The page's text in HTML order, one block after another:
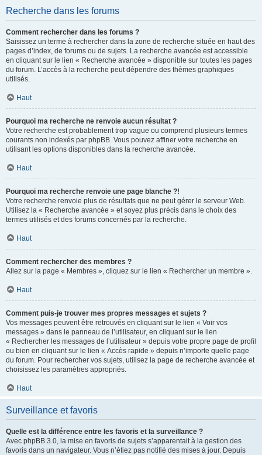
Recherche dans les forums
Comment rechercher dans les forums ?
Saisissez un terme à rechercher dans la zone de recherche située en haut des
pages d’index, de forums ou de sujets. La recherche avancée est accessible
en cliquant sur le lien « Recherche avancée » disponible sur toutes les pages
du forum. L’accès à la recherche peut dépendre des thèmes graphiques
utilisés.
Haut
Pourquoi ma recherche ne renvoie aucun résultat ?
Votre recherche est probablement trop vague ou comprend plusieurs termes
courants non indexés par phpBB. Vous pouvez affiner votre recherche en
utilisant les options disponibles dans la recherche avancée.
Haut
Pourquoi ma recherche renvoie une page blanche ?!
Votre recherche renvoie plus de résultats que ne peut gérer le serveur Web.
Utilisez la « Recherche avancée » et soyez plus précis dans le choix des
termes utilisés et des forums concernés par la recherche.
Haut
Comment rechercher des membres ?
Allez sur la page « Membres », cliquez sur le lien « Rechercher un membre ».
Haut
Comment puis-je trouver mes propres messages et sujets ?
Vos messages peuvent être retrouvés en cliquant sur le lien « Voir vos
messages » dans le panneau de l’utilisateur, en cliquant sur le lien
« Rechercher les messages de l’utilisateur » depuis votre propre page de profil
ou bien en cliquant sur le lien « Accès rapide » depuis n’importe quelle page
du forum. Pour rechercher vos sujets, utilisez la page de recherche avancée et
choisissez les paramètres appropriés.
Haut
Surveillance et favoris
Quelle est la différence entre les favoris et la surveillance ?
Avec phpBB 3.0, la mise en favoris de sujets s’apparentait à la gestion des
favoris dans un navigateur. Vous n’étiez pas notifié des mises à jour. Depuis